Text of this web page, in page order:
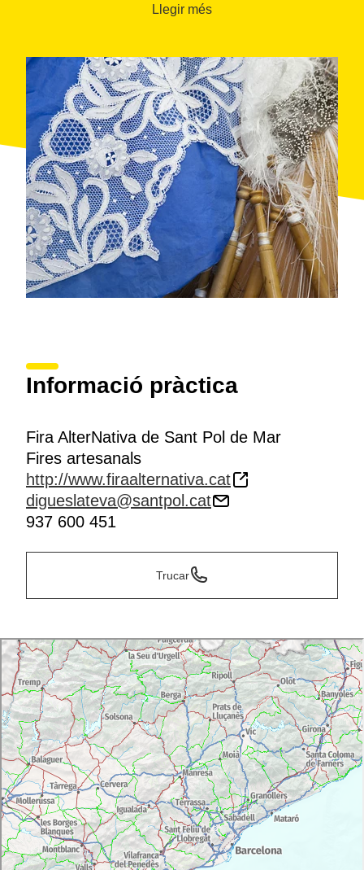
Llegir més
Informació pràctica
Fira AlterNativa de Sant Pol de Mar
Fires artesanals
http://www.firaalternativa.cat
digueslateva@santpol.cat
937 600 451
Trucar